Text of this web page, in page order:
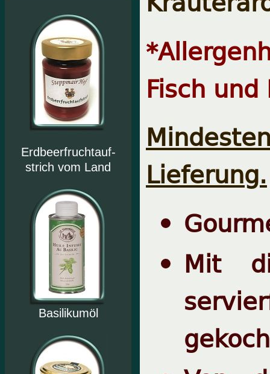
Erdbeerfruchtauf-
strich vom Land
Basilikumöl
Fisch
Lieferung.
Mit